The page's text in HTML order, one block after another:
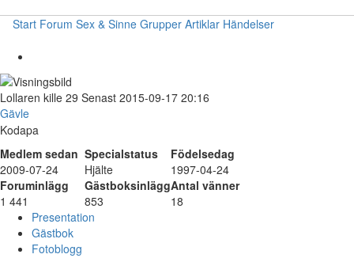
Start Forum Sex & Sinne Grupper Artiklar Händelser
Lollaren kille 29 Senast 2015-09-17 20:16
Gävle
Kodapa
Medlem sedan Specialstatus
Födelsedag
2009-07-24
Hjälte
1997-04-24
Foruminlägg
GästboksinläggAntal vänner
1 441
853
18
Presentation
Gästbok
Fotoblogg